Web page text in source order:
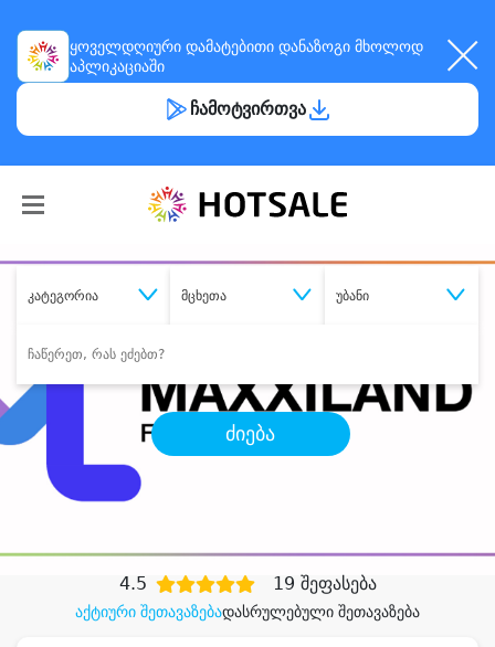
ყოველდღიური დამატებითი დანაზოგი მხოლოდ
აპლიკაციაში
ჩამოტვირთვა
კატეგორია მცხეთა უბანი
ძიება
შეიძინე
აქტიური შეთავაზებადასრულებული შეთავაზება
4.5 19 შეფასება